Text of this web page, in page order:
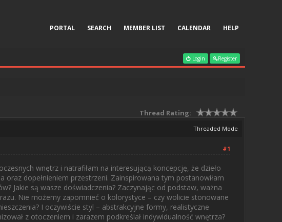
PORTAL SEARCH MEMBER LIST CALENDAR HELP
Login Register
Thread Rating:
Threaded Mode
#1
wnętrz i natrafiłam na interesującą koncepcję, że dzieło
dopełnieniem przestrzeni. Zainspirowana tym postanowiłam
Jakie są wasze doświadczenia? Zaczynając od podstaw, ważna
Nie możemy zapomnieć o kolorystyce – czy wolicie stonowane
I oczywiście styl – abstrakcyjne formy, realistyczne
z otoczeniem i zarazem podkreślał indywidualność wnętrza?